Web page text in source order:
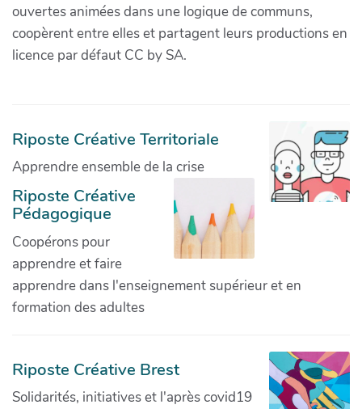
ouvertes animées dans une logique de communs,
coopèrent entre elles et partagent leurs productions en
licence par défaut CC by SA.
Riposte Créative Territoriale
Apprendre ensemble de la crise
Riposte Créative
Pédagogique
Coopérons pour
apprendre et faire
apprendre dans l'enseignement supérieur et en
formation des adultes
Riposte Créative Brest
Solidarités, initiatives et l'après covid19